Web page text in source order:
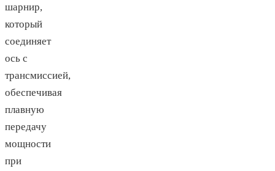
шарнир,
который
соединяет
ось с
трансмиссией,
обеспечивая
плавную
передачу
мощности
при